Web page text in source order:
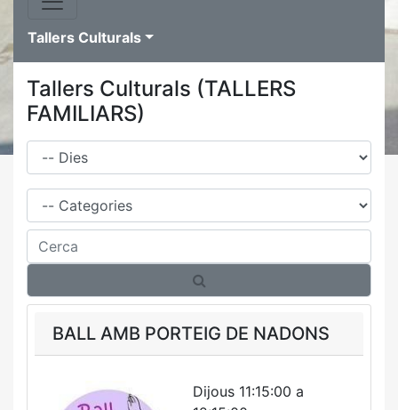
Tallers Culturals
Tallers Culturals (TALLERS
FAMILIARS)
Dies
Família
Cerca
BALL AMB PORTEIG DE NADONS
Dijous 11:15:00 a